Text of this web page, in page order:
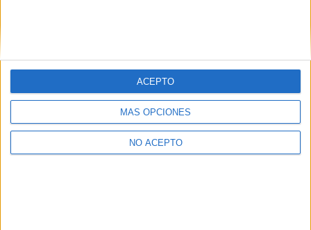
MÁS OPCIONES
NO ACEPTO
ACEPTO
Inickname
Desconectado
Que has elegido al final y por qué? Estoy en tu misma
situación ahora
Gracias!
Inicio Inicia sesiónoregístratepara enviar comentarios